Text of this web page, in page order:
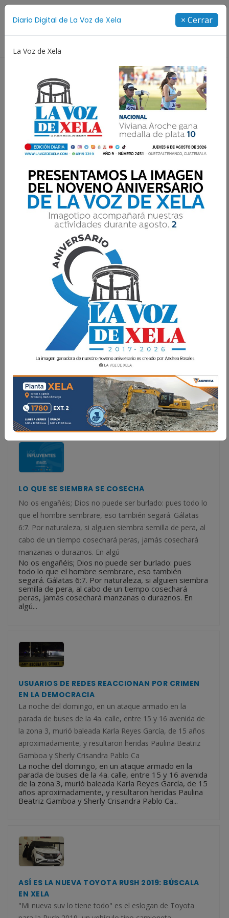
Diario Digital de La Voz de Xela × Cerrar
La Voz de Xela
Resultados para:Hospital
MINISTRO DE SALUD, DIGNIFIQUE AL GREMIO
No cabe la menor duda, en el gobierno de Jimmy
Morales las personas que están al frente de los
ministerios, direcciones, etc., casi la mayoría son
nefastas, no éticas, abusivas, prepotentes, no aptas y
son la causa de la debacle del Gobierno, pero, e
Morales las personas que están al frente de los
ministerios, direcciones, etc., casi la mayoría son
nefastas, no éticas, abusivas, prepotentes, no aptas
y son la causa de la debacle del Gobierno, pero, e...
LO QUE SE SIEMBRA SE COSECHA
No os engañéis; Dios no puede ser burlado: pues todo lo
que el hombre sembrare, eso también segará. Gálatas
6:7. Por naturaleza, si alguien siembra semilla de pera, al
cabo de un tiempo cosechará peras, jamás cosechará
manzanas o duraznos. En algú
No os engañéis; Dios no puede ser burlado: pues
todo lo que el hombre sembrare, eso también
segará. Gálatas 6:7. Por naturaleza, si alguien siembra
semilla de pera, al cabo de un tiempo cosechará
peras, jamás cosechará manzanas o duraznos. En
algú...
USUARIOS DE REDES REACCIONAN POR CRIMEN
EN LA DEMOCRACIA
La noche del domingo, en un ataque armado en la
parada de buses de la 4a. calle, entre 15 y 16 avenida de
la zona 3, murió baleada Karla Reyes García, de 15 años
aproximadamente, y resultaron heridas Paulina Beatriz
Gamboa y Sherly Crisandra Pablo Ca
La noche del domingo, en un ataque armado en la
parada de buses de la 4a. calle, entre 15 y 16 avenida
de la zona 3, murió baleada Karla Reyes García, de 15
años aproximadamente, y resultaron heridas Paulina
Beatriz Gamboa y Sherly Crisandra Pablo Ca...
ASÍ ES LA NUEVA TOYOTA RUSH 2019: BÚSCALA
EN XELA
"Mi nueva suv lo tiene todo" es el eslogan de Toyota